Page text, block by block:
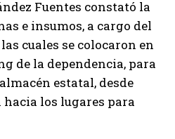
Fuentes constató la
e insumos, a cargo del
cuales se colocaron en
de la dependencia, para
estatal, desde
los lugares para